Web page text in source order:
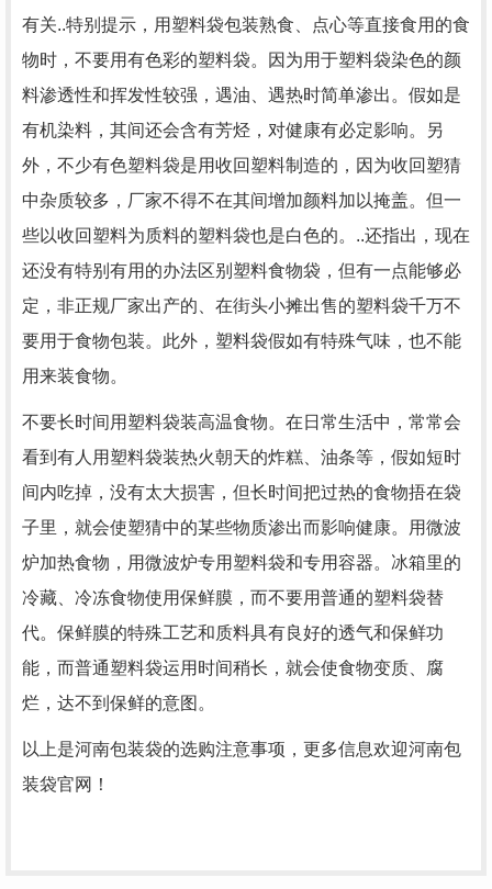
有关..特别提示，用塑料袋包装熟食、点心等直接食用的食
物时，不要用有色彩的塑料袋。因为用于塑料袋染色的颜
料渗透性和挥发性较强，遇油、遇热时简单渗出。假如是
有机染料，其间还会含有芳烃，对健康有必定影响。另
外，不少有色塑料袋是用收回塑料制造的，因为收回塑猜
中杂质较多，厂家不得不在其间增加颜料加以掩盖。但一
些以收回塑料为质料的塑料袋也是白色的。..还指出，现在
还没有特别有用的办法区别塑料食物袋，但有一点能够必
定，非正规厂家出产的、在街头小摊出售的塑料袋千万不
要用于食物包装。此外，塑料袋假如有特殊气味，也不能
用来装食物。
不要长时间用塑料袋装高温食物。在日常生活中，常常会
看到有人用塑料袋装热火朝天的炸糕、油条等，假如短时
间内吃掉，没有太大损害，但长时间把过热的食物捂在袋
子里，就会使塑猜中的某些物质渗出而影响健康。用微波
炉加热食物，用微波炉专用塑料袋和专用容器。冰箱里的
冷藏、冷冻食物使用保鲜膜，而不要用普通的塑料袋替
代。保鲜膜的特殊工艺和质料具有良好的透气和保鲜功
能，而普通塑料袋运用时间稍长，就会使食物变质、腐
烂，达不到保鲜的意图。
以上是河南包装袋的选购注意事项，更多信息欢迎河南包
装袋官网！